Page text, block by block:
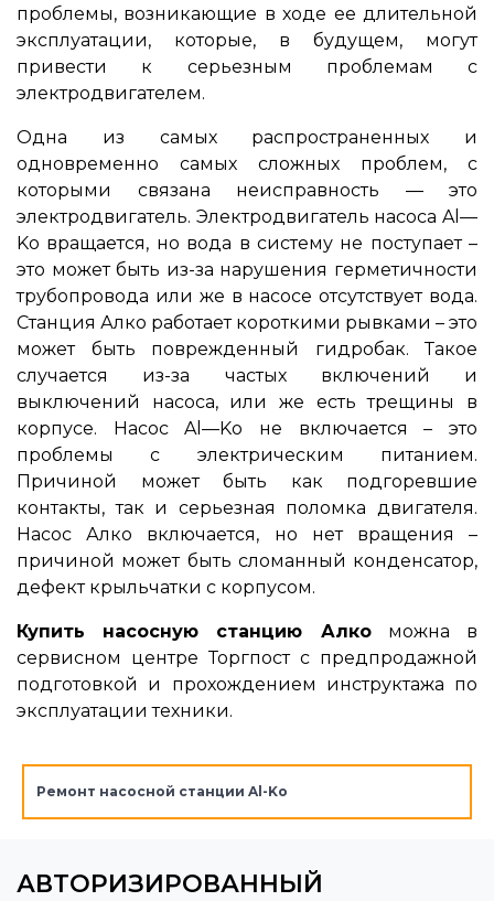
проблемы, возникающие в ходе ее длительной
эксплуатации, которые, в будущем, могут
привести к серьезным проблемам с
электродвигателем.
Одна из самых распространенных и
одновременно самых сложных проблем, с
которыми связана неисправность ― это
электродвигатель. Электродвигатель насоса Al—
Ko вращается, но вода в систему не поступает –
это может быть из-за нарушения герметичности
трубопровода или же в насосе отсутствует вода.
Станция Алко работает короткими рывками – это
может быть поврежденный гидробак. Такое
случается из-за частых включений и
выключений насоса, или же есть трещины в
корпусе. Насос Al—Ko не включается – это
проблемы с электрическим питанием.
Причиной может быть как подгоревшие
контакты, так и серьезная поломка двигателя.
Насос Алко включается, но нет вращения –
причиной может быть сломанный конденсатор,
дефект крыльчатки с корпусом.
Купить насосную станцию Алкоможна в
сервисном центре Торгпост с предпродажной
подготовкой и прохождением инструктажа по
эксплуатации техники.
Ремонт насосной станции Al-Ko
АВТОРИЗИРОВАННЫЙ